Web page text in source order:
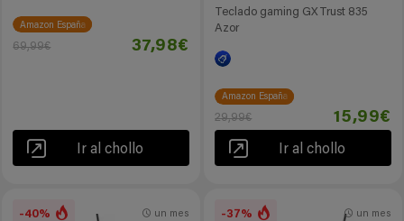
Amazon España
69,99€ 37,98€
Ir al chollo
Teclado gaming GXTrust 835
Azor
Amazon España
29,99€ 15,99€
Ir al chollo
-40% un mes -37% un mes